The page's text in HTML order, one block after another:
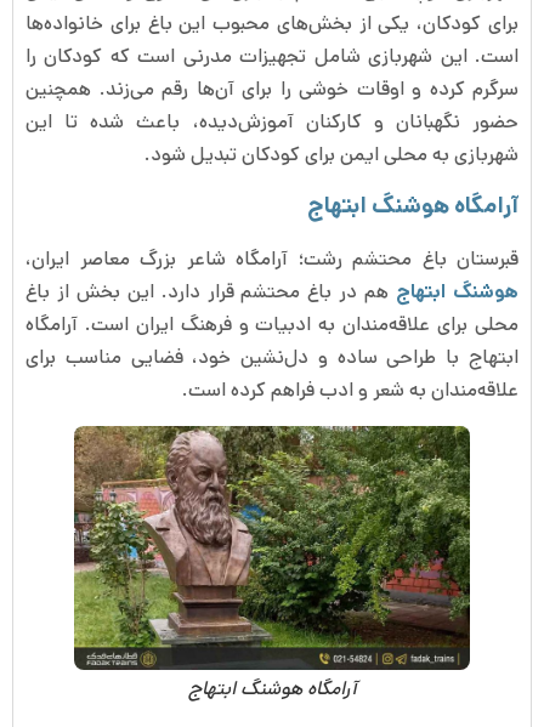
برای کودکان، یکی از بخش‌های محبوب این باغ برای خانواده‌ها
است. این شهربازی شامل تجهیزات مدرنی است که کودکان را
سرگرم کرده و اوقات خوشی را برای آن‌ها رقم می‌زند. همچنین
حضور نگهبانان و کارکنان آموزش‌دیده، باعث شده تا این
شهربازی به محلی ایمن برای کودکان تبدیل شود.
آرامگاه هوشنگ ابتهاج
قبرستان باغ محتشم رشت؛ آرامگاه شاعر بزرگ معاصر ایران،
هوشنگ ابتهاج هم در باغ محتشم قرار دارد. این بخش از باغ
محلی برای علاقه‌مندان به ادبیات و فرهنگ ایران است. آرامگاه
ابتهاج با طراحی ساده و دل‌نشین خود، فضایی مناسب برای
علاقه‌مندان به شعر و ادب فراهم کرده است.
آرامگاه هوشنگ ابتهاج